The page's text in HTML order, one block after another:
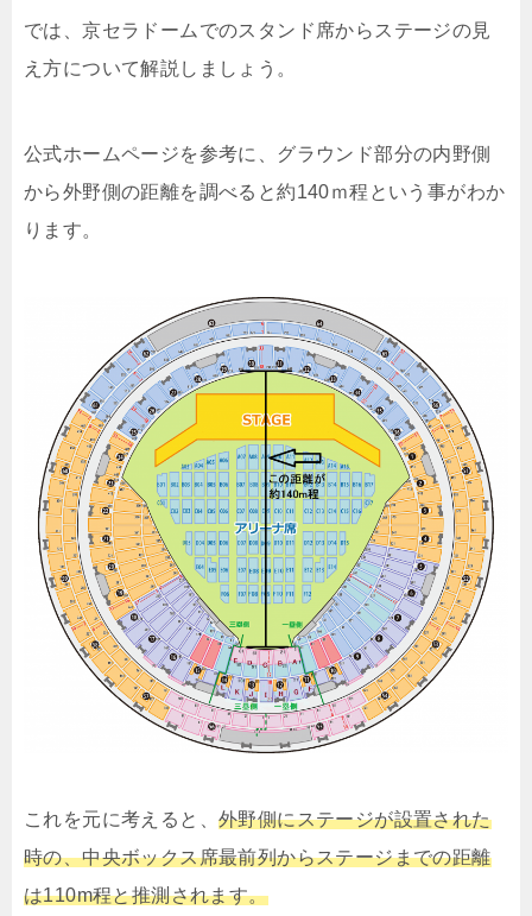
では、京セラドームでのスタンド席からステージの見
え方について解説しましょう。
公式ホームページを参考に、グラウンド部分の内野側
から外野側の距離を調べると約140ｍ程という事がわか
ります。
これを元に考えると、 外野側にステージが設置された
時の、中央ボックス席最前列からステージまでの距離
は110m程と推測されます。